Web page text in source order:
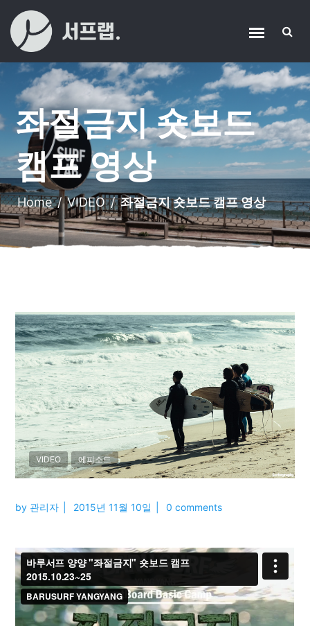
좌절금지 숏보드
캠프 영상
Home/VIDEO/좌절금지 숏보드 캠프 영상
VIDEO 에피소드
by 관리자 2015년 11월 10일 0 comments